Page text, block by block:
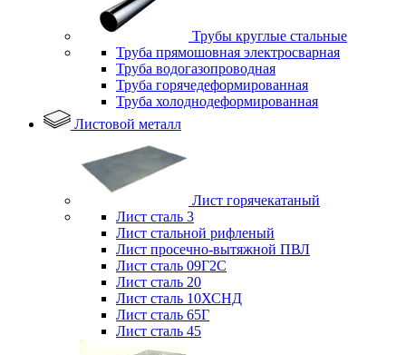
Трубы круглые стальные
Труба прямошовная электросварная
Труба водогазопроводная
Труба горячедеформированная
Труба холоднодеформированная
Листовой металл
Лист горячекатаный
Лист сталь 3
Лист стальной рифленый
Лист просечно-вытяжной ПВЛ
Лист сталь 09Г2С
Лист сталь 20
Лист сталь 10ХСНД
Лист сталь 65Г
Лист сталь 45